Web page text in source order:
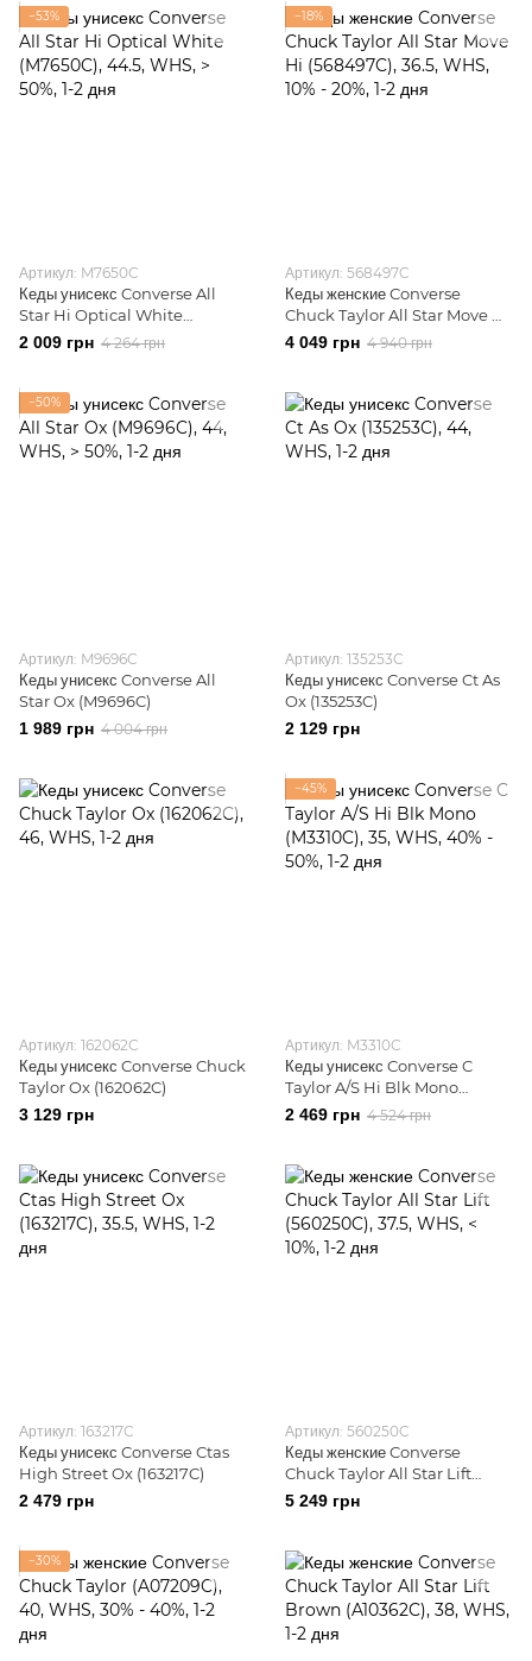
−53%
Артикул: M7650C
Кеды унисекс Converse All
Star Hi Optical White
(M7650C)
2 009 грн 4 264 грн
−18%
Артикул: 568497C
Кеды женские Converse
Chuck Taylor All Star Move Hi
(568497C)
4 049 грн 4 940 грн
−50%
Артикул: M9696C
Кеды унисекс Converse All
Star Ox (M9696C)
1 989 грн 4 004 грн
Артикул: 135253C
Кеды унисекс Converse Ct As
Ox (135253C)
2 129 грн
Артикул: 162062C
Кеды унисекс Converse Chuck
Taylor Ox (162062C)
3 129 грн
−45%
Артикул: M3310C
Кеды унисекс Converse C
Taylor A/S Hi Blk Mono
(M3310C)
2 469 грн 4 524 грн
Артикул: 163217C
Кеды унисекс Converse Ctas
High Street Ox (163217C)
2 479 грн
Артикул: 560250C
Кеды женские Converse
Chuck Taylor All Star Lift
(560250C)
5 249 грн
−30%